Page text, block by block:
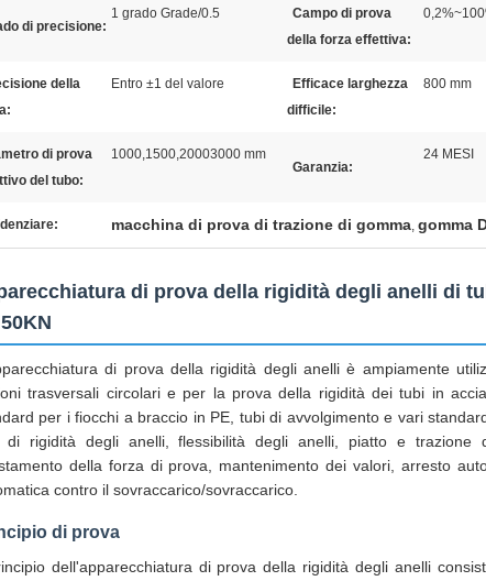
di precisione:
1 grado Grade/0.5
Campo di prova
della forza effettiva:
della
Entro ±1 del valore
Efficace larghezza
difficile:
800 mm
di prova
del tubo:
1000,1500,20003000 mm
Garanzia:
24 MESI
macchina di prova di trazione di gomma, gomma
di prova della rigidità degli anelli di
di prova della rigidità degli anelli è ampiamente
trasversali circolari e per la prova della rigidità dei tubi in
per i fiocchi a braccio in PE, tubi di avvolgimento e vari
di rigidità degli anelli, flessibilità degli anelli, piatto e trazione
della forza di prova, mantenimento dei valori, arresto
contro il sovraccarico/sovraccarico.
di prova
dell'apparecchiatura di prova della rigidità degli anelli